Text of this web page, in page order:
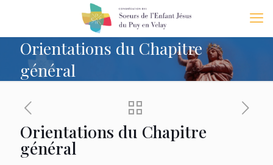
Orientations du Chapitre
général
Orientations du Chapitre
général